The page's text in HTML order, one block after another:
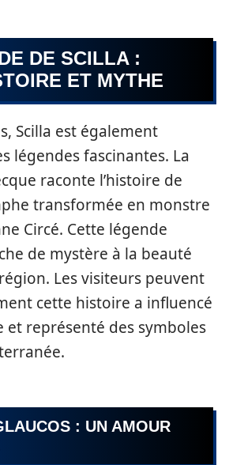
DE SCILLA :
ET MYTHE
Scilla est également
légendes fascinantes. La
raconte l’histoire de
transformée en monstre
Circé. Cette légende
de mystère à la beauté
Les visiteurs peuvent
cette histoire a influencé
et représenté des symboles
: UN AMOUR